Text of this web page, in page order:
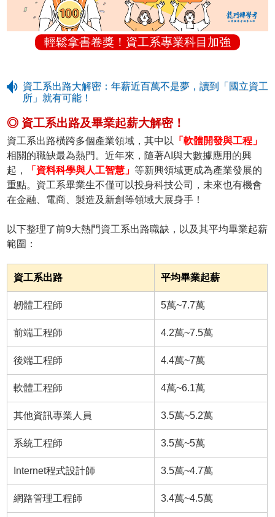
輕鬆拿書卷獎！資工系專業科目加強
資工系出路大解密：年薪近百萬不是夢，讀到「國立資工
所」就有可能！
◎ 資工系出路及畢業起薪大解密！
資工系出路橫跨多個產業領域，其中以 「軟體開發與工程」
相關的職缺最為熱門。近年來，隨著AI與大數據應用的興
起，
「資料科學與人工智慧」等新興領域更成為產業發展的
重點。資工系畢業生不僅可以投身科技公司，未來也有機會
在金融、電商、製造及新創等領域大展身手！
以下整理了前9大熱門資工系出路職缺，以及其平均畢業起薪
範圍：
資工系出路 平均畢業起薪
韌體工程師 5萬~7.7萬
前端工程師 4.2萬~7.5萬
後端工程師 4.4萬~7萬
軟體工程師 4萬~6.1萬
其他資訊專業人員 3.5萬~5.2萬
系統工程師 3.5萬~5萬
Internet程式設計師 3.5萬~4.7萬
網路管理工程師 3.4萬~4.5萬